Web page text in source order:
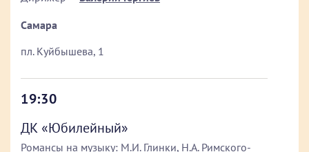
Самара
пл. Куйбышева, 1
19:30
ДК «Юбилейный»
Романсы на музыку: М.И. Глинки, Н.А. Римского-